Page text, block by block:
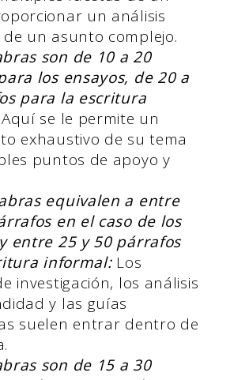
un análisis
un asunto complejo.
son de 10 a 20
los ensayos, de 20 a
para la escritura
Aquí se le permite un
exhaustivo de su tema
puntos de apoyo y
equivalen a entre
en el caso de los
entre 25 y 50 párrafos
informal:Los
investigación, los análisis
y las guías
suelen entrar dentro de
son de 15 a 30